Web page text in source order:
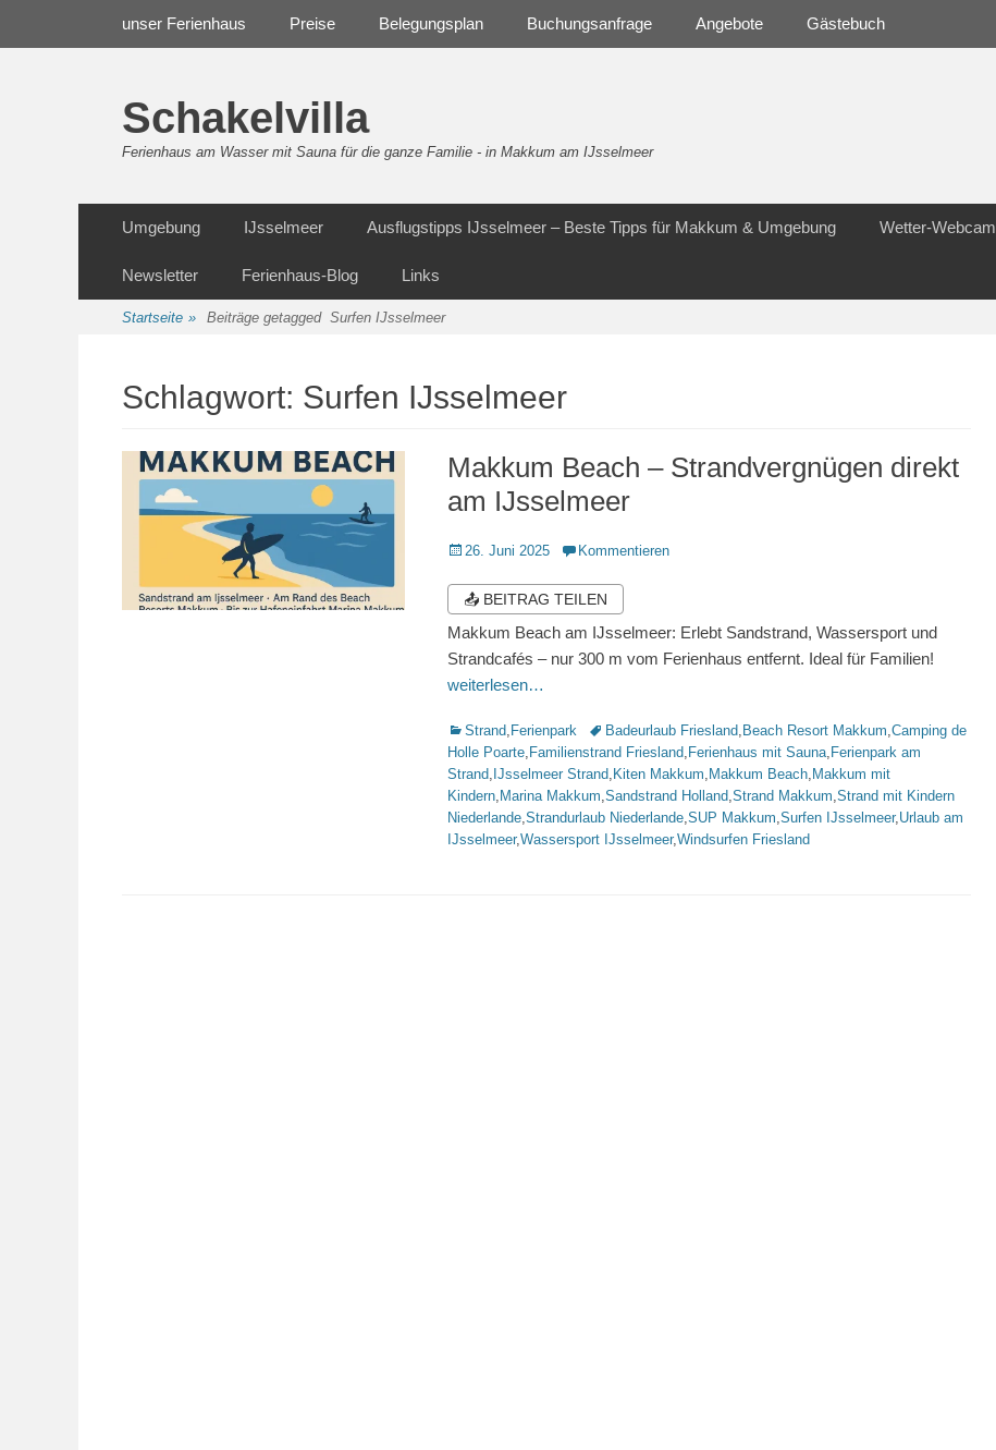
unser Ferienhaus Preise Belegungsplan Buchungsanfrage Angebote Gästebuch
Schakelvilla
Ferienhaus am Wasser mit Sauna für die ganze Familie - in Makkum am IJsselmeer
Inhalt
Umgebung IJsselmeer Ausflugstipps IJsselmeer – Beste Tipps für Makkum & Umgebung Wetter-Webcam
Newsletter Ferienhaus-Blog Links
Startseite » Beiträge getagged Surfen IJsselmeer
Schlagwort: Surfen IJsselmeer
Makkum Beach – Strandvergnügen direkt
am IJsselmeer
Veröffentlicht
26. Juni 2025 Kommentieren
📤 BEITRAG TEILEN
Makkum Beach am IJsselmeer: Erlebt Sandstrand, Wassersport und
Strandcafés – nur 300 m vom Ferienhaus entfernt. Ideal für Familien!
weiterlesen…
Kategorien
Strand, Ferienpark Schlagworte
Badeurlaub Friesland, Beach Resort Makkum,Camping de
Holle Poarte, Familienstrand Friesland, Ferienhaus mit Sauna, Ferienpark am
Strand, IJsselmeer Strand, Kiten Makkum, Makkum Beach, Makkum mit
Kindern, Marina Makkum,Sandstrand Holland,Strand Makkum,Strand mit Kindern
Niederlande,Strandurlaub Niederlande,SUP Makkum,Surfen IJsselmeer,Urlaub am
IJsselmeer,Wassersport IJsselmeer,Windsurfen Friesland